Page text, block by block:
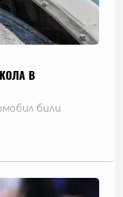
В
били